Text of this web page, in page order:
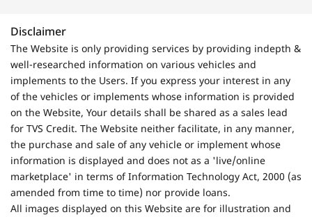
Disclaimer
The Website is only providing services by providing indepth &
well-researched information on various vehicles and
implements to the Users. If you express your interest in any
of the vehicles or implements whose information is provided
on the Website, Your details shall be shared as a sales lead
for TVS Credit. The Website neither facilitate, in any manner,
the purchase and sale of any vehicle or implement whose
information is displayed and does not as a 'live/online
marketplace' in terms of Information Technology Act, 2000 (as
amended from time to time) nor provide loans.
All images displayed on this Website are for illustration and